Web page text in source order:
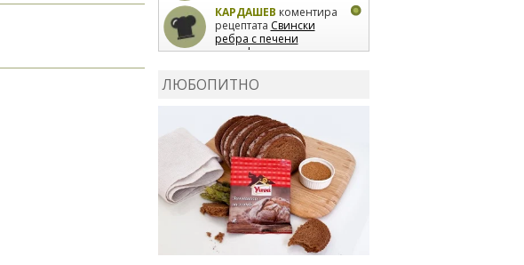
КАРДАШЕВ коментира
рецептата Свински
ребра с печени
картофи
лимон
коментира рецептата
Киноа със зеленчуци
ЛЮБОПИТНО